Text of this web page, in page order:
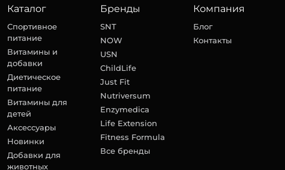
Каталог
Спортивное
питание
Витамины и
добавки
Диетическое
питание
Витамины для
детей
Аксессуары
Новинки
Добавки для
животных
Бренды
SNT
NOW
USN
ChildLife
Just Fit
Nutriversum
Enzymedica
Life Extension
Fitness Formula
Все бренды
Компания
Блог
Контакты